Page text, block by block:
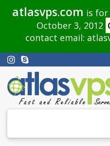
atlasvps.com is for
October 3, 2012
contact email: